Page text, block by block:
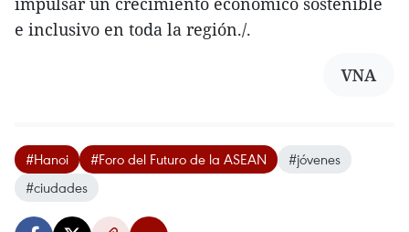
e inclusivo en toda la región./.
VNA
#Hanoi #Foro del Futuro de la ASEAN
#jóvenes
#ciudades